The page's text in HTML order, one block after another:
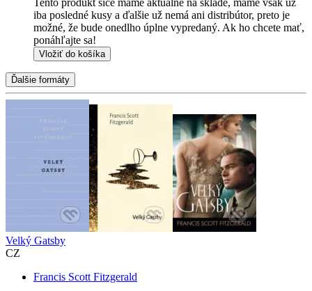
iba posledné kusy a ďalšie už nemá ani distribútor, preto je
možné, že bude onedlho úplne vypredaný. Ak ho chcete mať,
ponáhľajte sa!
Vložiť do košíka
Ďalšie formáty
Velký Gatsby
CZ
Francis Scott Fitzgerald